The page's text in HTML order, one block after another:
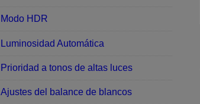
Modo HDR
Luminosidad Automática
Prioridad a tonos de altas luces
Ajustes del balance de blancos